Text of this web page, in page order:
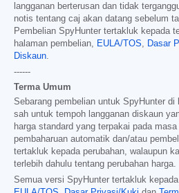
langganan berterusan dan tidak
notis tentang caj akan datang sebelum
Pembelian SpyHunter tertakluk kepada
halaman pembelian, EULA/TOS, Dasar
Diskaun.
------
Terma Umum
Sebarang pembelian untuk SpyHunter di
sah untuk tempoh langganan diskaun
harga standard yang terpakai pada
pembaharuan automatik dan/atau
tertakluk kepada perubahan, walaupun
terlebih dahulu tentang perubahan harga.
Semua versi SpyHunter tertakluk